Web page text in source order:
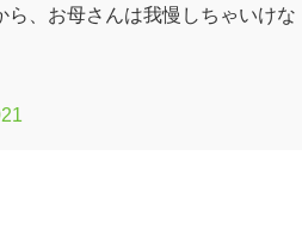
、お母さんは我慢しちゃいけな